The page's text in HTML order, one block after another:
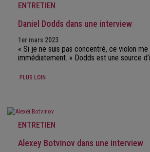
ENTRETIEN
Daniel Dodds dans une interview
1er mars 2023
« Si je ne suis pas concentré, ce violon
immédiatement. » Dodds est une source
PLUS LOIN
ENTRETIEN
Alexey Botvinov dans une interview